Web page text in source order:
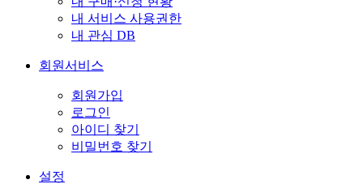
내 서비스 사용권한
내 관심 DB
회원서비스
회원가입
로그인
아이디 찾기
비밀번호 찾기
설정